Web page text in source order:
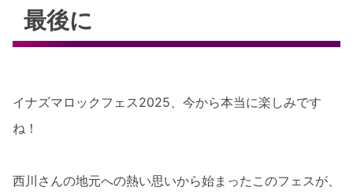
最後に
イナズマロックフェス2025、今から本当に楽しみです
ね！
西川さんの地元への熱い思いから始まったこのフェスが、